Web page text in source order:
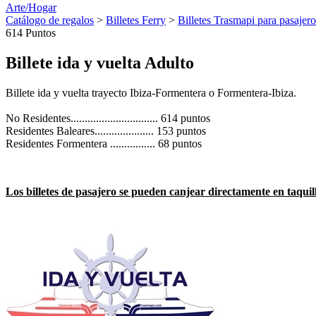
Arte/Hogar
Catálogo de regalos > Billetes Ferry > Billetes Trasmapi para
614 Puntos
Billete ida y vuelta Adulto
Billete ida y vuelta trayecto Ibiza-Formentera o Formentera-Ibiza.
No Residentes............................... 614 puntos
Residentes Baleares..................... 153 puntos
Residentes Formentera ................ 68 puntos
Los billetes de pasajero se pueden canjear directamente en